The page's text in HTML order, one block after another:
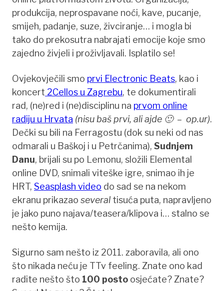
produkcija, neprospavane noći, kave, pucanje,
smijeh, padanje, suze, živciranje… i mogla bi
tako do prekosutra nabrajati emocije koje smo
zajedno živjeli i proživljavali. Isplatilo se!
Ovjekovječili smo prvi Electronic Beats, kao i
koncert 2Cellos u Zagrebu, te dokumentirali
rad, (ne)red i (ne)disciplinu na prvom online
radiju u Hrvata (nisu baš prvi, ali ajde 🙂 – op.ur).
Dečki su bili na Ferragostu (dok su neki od nas
odmarali u Baškoj i u Petrčanima), Sudnjem
Danu, brijali su po Lemonu, složili Elemental
online DVD, snimali viteške igre, snimao ih je
HRT, Seasplash video do sad se na nekom
ekranu prikazao several tisuća puta, napravljeno
je jako puno najava/teasera/klipova i… stalno se
nešto kemija.
Sigurno sam nešto iz 2011. zaboravila, ali ono
što nikada neću je TTv feeling. Znate ono kad
radite nešto što 100 posto osjećate? Znate?